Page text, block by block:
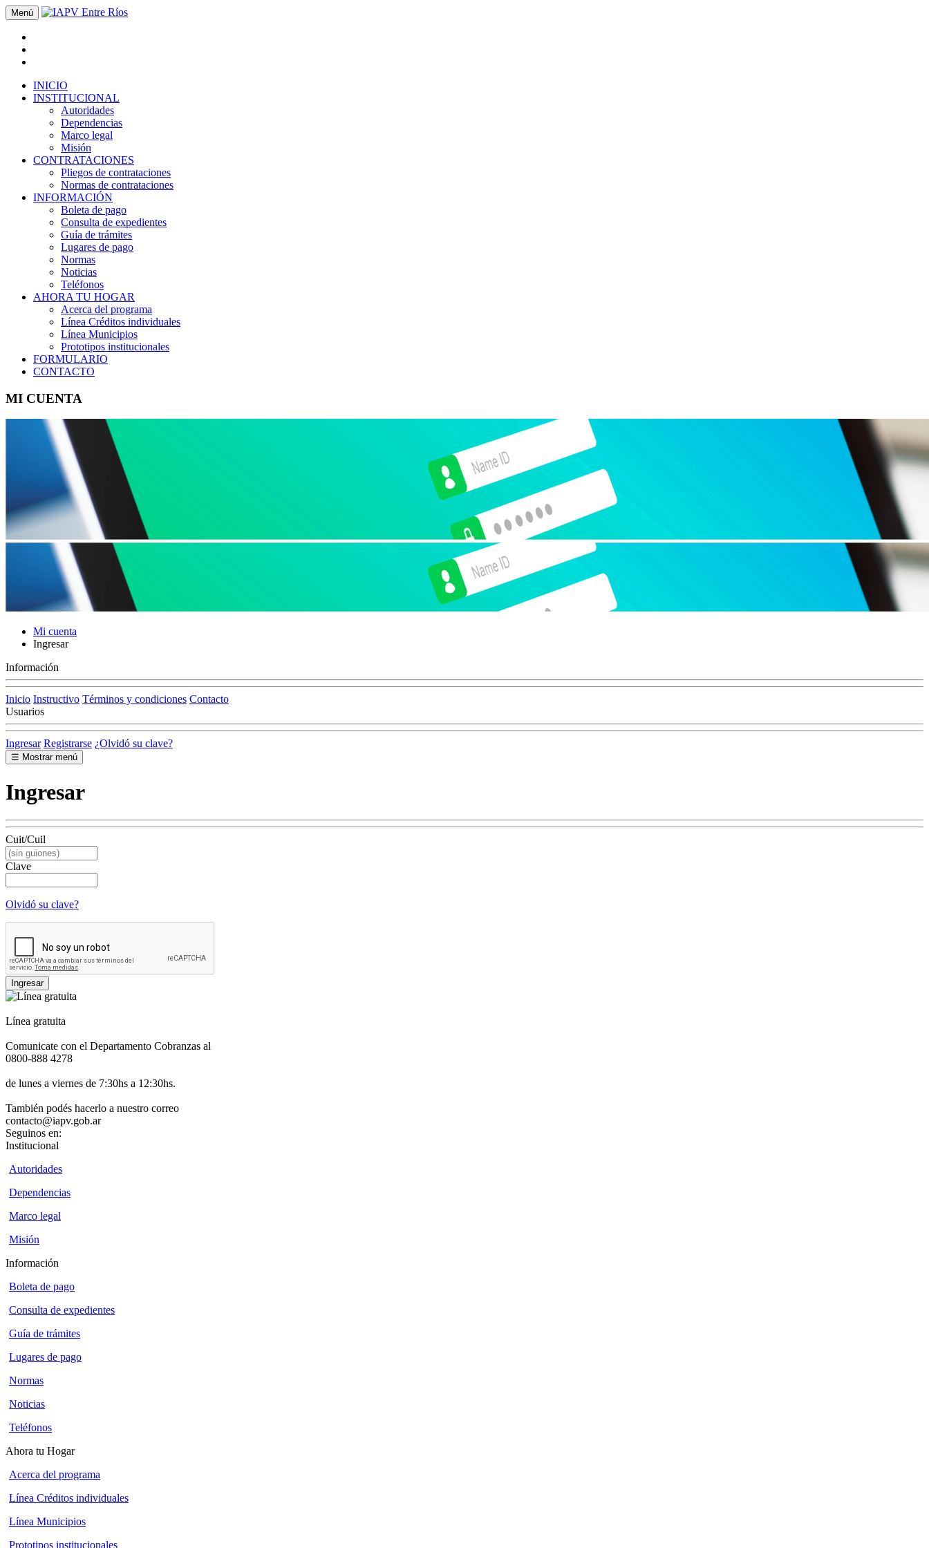
Menú
INICIO
INSTITUCIONAL
Autoridades
Dependencias
Marco legal
Misión
CONTRATACIONES
Pliegos de contrataciones
Normas de contrataciones
INFORMACIÓN
Boleta de pago
Consulta de expedientes
Guía de trámites
Lugares de pago
Normas
Noticias
Teléfonos
AHORA TU HOGAR
Acerca del programa
Línea Créditos individuales
Línea Municipios
Prototipos institucionales
FORMULARIO
CONTACTO
MI CUENTA
Mi cuenta
Ingresar
Información
Inicio Instructivo Términos y condiciones Contacto
Usuarios
Ingresar Registrarse ¿Olvidó su clave?
☰ Mostrar menú
Ingresar
Cuit/Cuil
Clave
Olvidó su clave?
Ingresar
Línea gratuita
Comunicate con el Departamento Cobranzas al
0800-888 4278
de lunes a viernes de 7:30hs a 12:30hs.
También podés hacerlo a nuestro correo
contacto@iapv.gob.ar
Seguinos en:
Institucional
Autoridades
Dependencias
Marco legal
Misión
Información
Boleta de pago
Consulta de expedientes
Guía de trámites
Lugares de pago
Normas
Noticias
Teléfonos
Ahora tu Hogar
Acerca del programa
Línea Créditos individuales
Línea Municipios
Prototipos institucionales